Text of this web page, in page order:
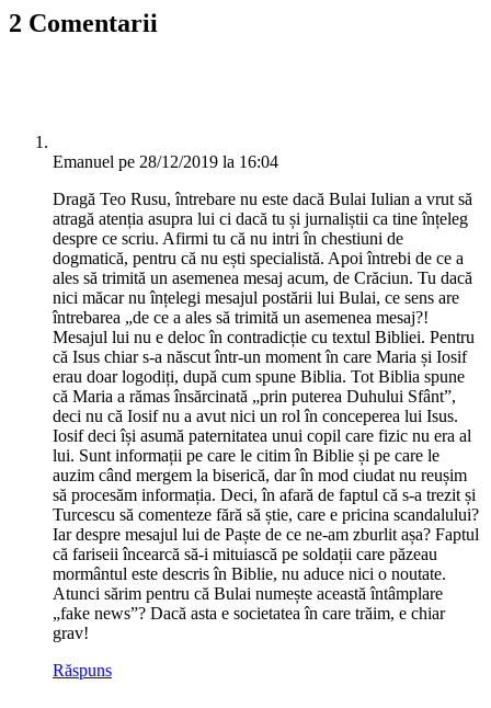
2 Comentarii
Emanuel pe 28/12/2019 la 16:04
Dragă Teo Rusu, întrebare nu este dacă Bulai Iulian a vrut să
atragă atenția asupra lui ci dacă tu și jurnaliștii ca tine înțeleg
despre ce scriu. Afirmi tu că nu intri în chestiuni de
dogmatică, pentru că nu ești specialistă. Apoi întrebi de ce a
ales să trimită un asemenea mesaj acum, de Crăciun. Tu dacă
nici măcar nu înțelegi mesajul postării lui Bulai, ce sens are
întrebarea „de ce a ales să trimită un asemenea mesaj?!
Mesajul lui nu e deloc în contradicție cu textul Bibliei. Pentru
că Isus chiar s-a născut într-un moment în care Maria și Iosif
erau doar logodiți, după cum spune Biblia. Tot Biblia spune
că Maria a rămas însărcinată „prin puterea Duhului Sfânt”,
deci nu că Iosif nu a avut nici un rol în conceperea lui Isus.
Iosif deci își asumă paternitatea unui copil care fizic nu era al
lui. Sunt informații pe care le citim în Biblie și pe care le
auzim când mergem la biserică, dar în mod ciudat nu reușim
să procesăm informația. Deci, în afară de faptul că s-a trezit și
Turcescu să comenteze fără să știe, care e pricina scandalului?
Iar despre mesajul lui de Paște de ce ne-am zburlit așa? Faptul
că fariseii încearcă să-i mituiască pe soldații care păzeau
mormântul este descris în Biblie, nu aduce nici o noutate.
Atunci sărim pentru că Bulai numește această întâmplare
„fake news”? Dacă asta e societatea în care trăim, e chiar
grav!
Răspuns